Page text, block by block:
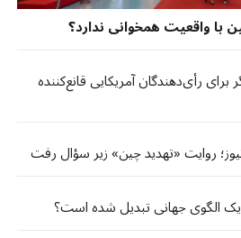
با واقعیت همخوانی ندارد؟
رأی‌دهندگان آمریکایی قانع‌کننده
روایت «تهدید چین» زیر سؤال رفت
الگوی جهانی تبدیل شده است؟